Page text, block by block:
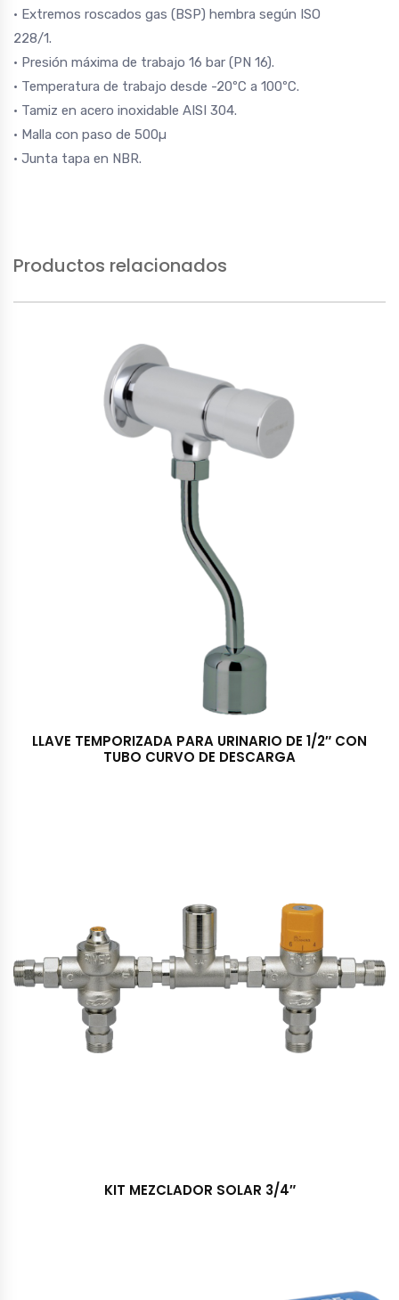
• Extremos roscados gas (BSP) hembra según ISO
228/1.
• Presión máxima de trabajo 16 bar (PN 16).
• Temperatura de trabajo desde -20ºC a 100ºC.
• Tamiz en acero inoxidable AISI 304.
• Malla con paso de 500µ
• Junta tapa en NBR.
Productos relacionados
LLAVE TEMPORIZADA PARA URINARIO DE 1/2″ CON
TUBO CURVO DE DESCARGA
KIT MEZCLADOR SOLAR 3/4″